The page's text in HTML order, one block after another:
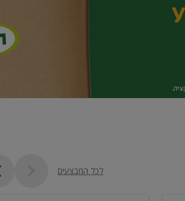
לכל המבצעים